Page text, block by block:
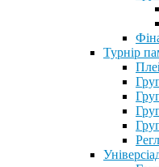
Турнір